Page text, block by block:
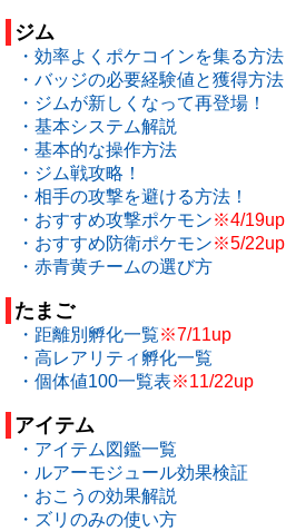
ジム
・効率よくポケコインを集る方法
・バッジの必要経験値と獲得方法
・ジムが新しくなって再登場！
・基本システム解説
・基本的な操作方法
・ジム戦攻略！
・相手の攻撃を避ける方法！
・おすすめ攻撃ポケモン※4/19up
・おすすめ防衛ポケモン※5/22up
・赤青黄チームの選び方
たまご
・距離別孵化一覧※7/11up
・高レアリティ孵化一覧
・個体値100一覧表※11/22up
アイテム
・アイテム図鑑一覧
・ルアーモジュール効果検証
・おこうの効果解説
・ズリのみの使い方